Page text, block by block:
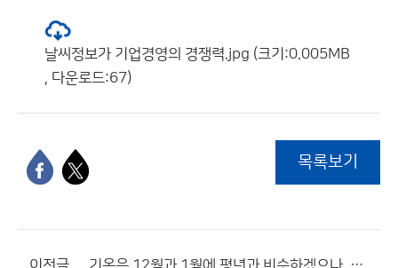
날씨정보가 기업경영의 경쟁력.jpg (크기:0.005MB
, 다운로드:67)
목록보기